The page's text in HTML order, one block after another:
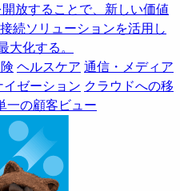
放することで、新しい価値
続ソリューションを活用し
化する。
ヘルスケア 通信・メディア
ゼーション クラウドへの移
一の顧客ビュー